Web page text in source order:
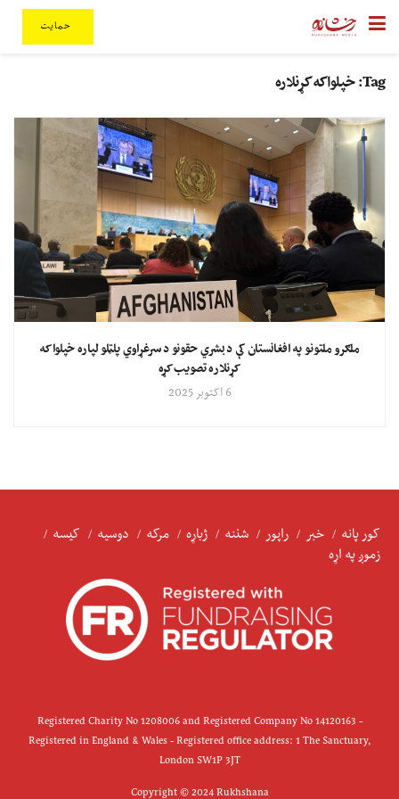
حمایت
Tag: خپلواکه کړنلاره
ملګرو ملتونو په افغانستان کې د بشري حقونو د سرغړاوي پلټلو لپاره خپلواکه
کړنلاره تصویب کړه
6 اکتوبر 2025
کور پانه خبر راپور شننه ژباړه مرکه دوسیه
کیسه
زموږ په اړه
Registered Charity No 1208006 and Registered Company No 14120163 -
Registered in England & Wales - Registered office address: 1 The Sanctuary,
London SW1P 3JT
Copyright © 2024 Rukhshana